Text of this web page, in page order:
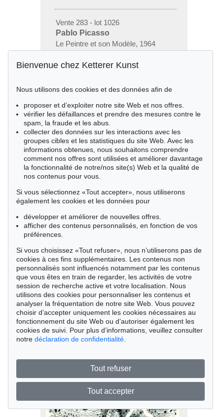
Vente 283 - lot 1026
Pablo Picasso
Le Peintre et son Modèle, 1964
Vente 283 - lot 1024
Pablo Picasso
Le Peintre et son Modèle, 1962
Résultat:€ 805
Bienvenue chez Ketterer Kunst
Nous utilisons des cookies et des données afin de
proposer et d’exploiter notre site Web et nos offres.
vérifier les défaillances et prendre des mesures contre le
spam, la fraude et les abus.
collecter des données sur les interactions avec les
groupes cibles et les statistiques du site Web. Avec les
informations obtenues, nous souhaitons comprendre
comment nos offres sont utilisées et améliorer davantage
la fonctionnalité de notre/nos site(s) Web et la qualité de
nos contenus pour vous.
Si vous sélectionnez «Tout accepter», nous utiliserons
également les cookies et les données pour
développer et améliorer de nouvelles offres.
afficher des contenus personnalisés, en fonction de vos
préférences.
Si vous choisissez «Tout refuser», nous n’utiliserons pas de
cookies à ces fins supplémentaires. Les contenus non
personnalisés sont influencés notamment par les contenus
que vous êtes en train de regarder, les activités de votre
session de recherche active et votre localisation. Nous
utilisons des cookies pour personnaliser les contenus et
analyser la fréquentation de notre site Web. Vous pouvez
choisir d’accepter uniquement les cookies nécessaires au
fonctionnement du site Web ou d’autoriser également les
cookies de suivi. Pour plus d’informations, veuillez consulter
notre déclaration de confidentialité
Tout refuser
Tout accepter